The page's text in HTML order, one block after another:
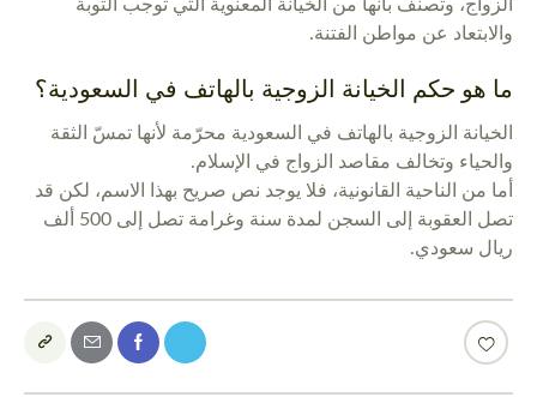
الزواج، وتصنف بأنها من الخيانة المعنوية التي توجب التوبة
والابتعاد عن مواطن الفتنة.
ما هو حكم الخيانة الزوجية بالهاتف في السعودية؟
الخيانة الزوجية بالهاتف في السعودية محرّمة لأنها تمسّ الثقة
والحياء وتخالف مقاصد الزواج في الإسلام.
أما من الناحية القانونية، فلا يوجد نص صريح بهذا الاسم، لكن قد
تصل العقوبة إلى السجن لمدة سنة وغرامة تصل إلى 500 ألف
ريال سعودي.